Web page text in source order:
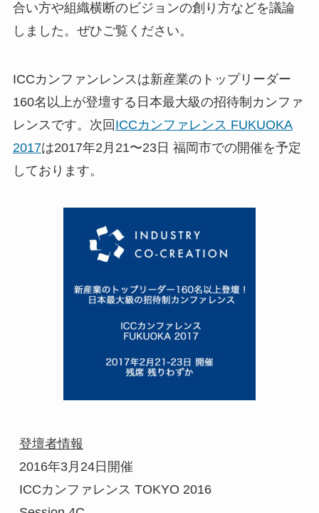
合い方や組織横断のビジョンの創り方などを議論
しました。ぜひご覧ください。
ICCカンファンレンスは新産業のトップリーダー
160名以上が登壇する日本最大級の招待制カンファ
レンスです。次回 ICCカンファレンス FUKUOKA
2017は2017年2月21〜23日 福岡市での開催を予定
しております。
登壇者情報
2016年3月24日開催
ICCカンファレンス TOKYO 2016